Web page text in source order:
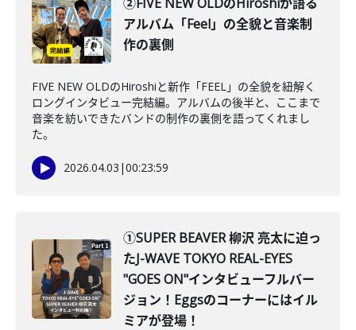
アルバム「Feel」の全貌と音楽制
作の裏側
FIVE NEW OLDのHiroshiと新作「FEEL」の全貌を紐解く
ロングインタビュー完結編。アルバムの後半と、ここまで
音楽を紡いできたバンドの制作の裏側を語ってくれまし
た。
2026.04.03 |00:23:59
①SUPER BEAVER 柳沢 亮太に迫っ
たJ-WAVE TOKYO REAL-EYES
"GOES ON"インタビューフルバー
ジョン！Eggsのコーナーにはイル
ミアが登場！